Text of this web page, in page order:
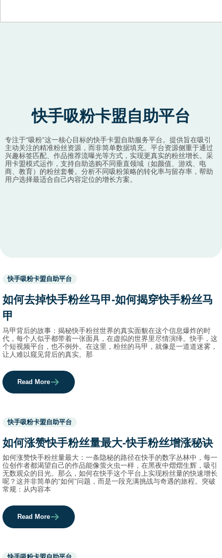
快手吸粉卡盟自助平台
专注于“吸粉”这一核心目标的快手卡盟自助服务平台。提供旨在吸引
主动关注的精准粉丝资源，而非简单数据填充。平台资源侧重于通过
兴趣标签匹配、作品推荐流曝光等方式，实现更真实的粉丝增长。采
用卡盟模式运作，支持自助选购不同垂直领域（如颜值、游戏、电
商、教育）的粉丝套餐。分析不同吸粉策略的转化率与留存率，帮助
用户选择最适合自己内容定位的增长方案。
Used
before
names.
快手吸粉卡盟自助平台
如何去掉快手粉丝马甲-如何揭穿快手粉丝马
甲
马甲背后的故事：揭秘快手粉丝世界的真实面貌在这个信息爆炸的时
代，每个人似乎都带着一张面具，在虚拟的世界里尽情演绎。快手，这
个短视频平台，也不例外。在这里，粉丝的马甲，就像是一道道迷雾，
让人难以窥见背后的真实。那
Read More
Used
before
names.
快手吸粉卡盟自助平台
如何涨赞快手粉丝量最大-快手粉丝增涨秘诀
如何涨赞快手粉丝量最大：一条隐秘的路径在快手的数字丛林中，每一
位创作者都渴望自己的作品能像萤火虫一样，在黑夜中熠熠生辉，吸引
无数观众的目光。那么，如何在快手这个平台上实现粉丝量的快速增长
呢？这并非简单的“如何”问题，而是一段充满挑战与奇遇的旅程。突破
常规：从内容本
Read More
Used